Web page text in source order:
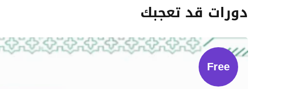
دورات قد تعجبك
Free